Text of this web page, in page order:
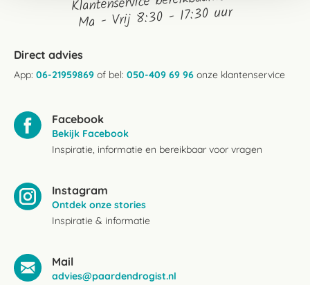
Ma - Vrij 8:30 - 17:30 uur
Direct advies
App: 06-21959869 of bel: 050-409 69 96 onze klantenservice
Facebook
Bekijk Facebook
Inspiratie, informatie en bereikbaar voor vragen
Instagram
Ontdek onze stories
Inspiratie & informatie
Mail
advies@paardendrogist.nl